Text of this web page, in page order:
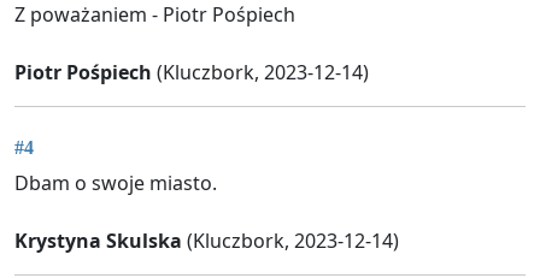
Z poważaniem - Piotr Pośpiech
Piotr Pośpiech (Kluczbork, 2023-12-14)
#4
Dbam o swoje miasto.
Krystyna Skulska (Kluczbork, 2023-12-14)